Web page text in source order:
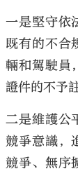
一是堅守依
既有的不合
輛和駕駛員
證件的不予
二是維護公
競爭意識，
競爭、無序